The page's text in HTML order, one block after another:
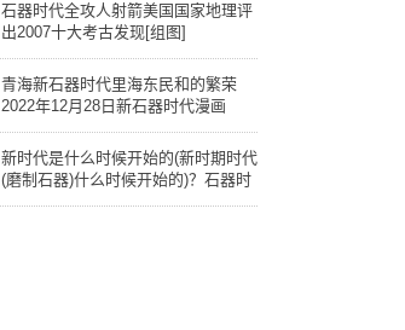
石器时代全攻人射箭美国国家地理评
出2007十大考古发现[组图]
青海新石器时代里海东民和的繁荣
2022年12月28日新石器时代漫画
新时代是什么时候开始的(新时期时代
(磨制石器)什么时候开始的)？石器时
代什么意思